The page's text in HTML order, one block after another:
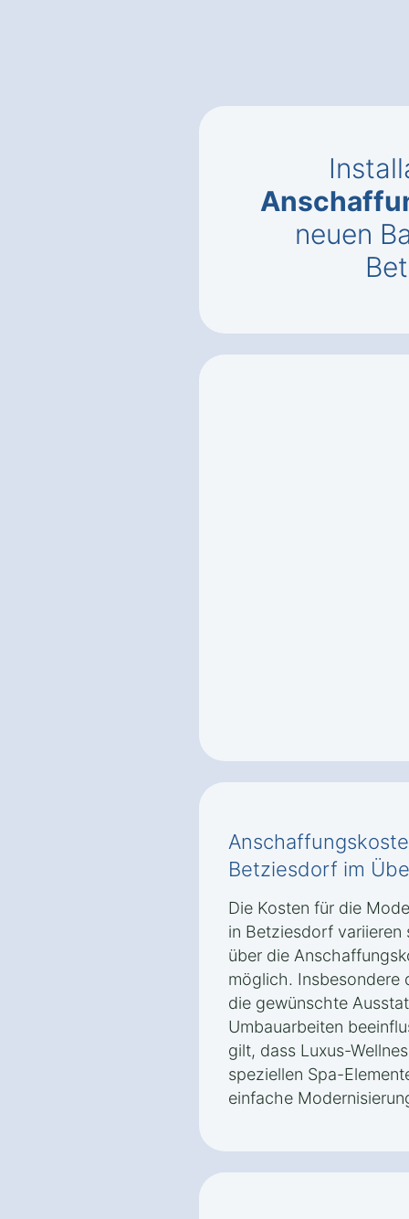
neuen
Betziesdorf im
Die Kosten für die
in Betziesdorf variieren
über die
möglich. Insbesondere
die gewünschte
Umbauarbeiten
gilt, dass Luxus-
speziellen Spa-
einfache